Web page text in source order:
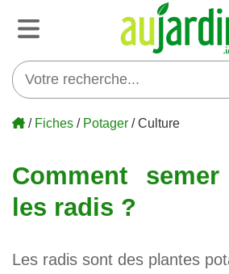
/ Fiches / Potager / Culture
Comment
les radis ?
Les radis sont des plantes